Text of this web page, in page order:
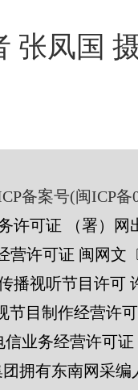
张凤国
备案号(闽ICP备
许可证 （署）网
营许可证 闽网文
播视听节目许可
节目制作经营许
信业务经营许可证
拥有东南网采